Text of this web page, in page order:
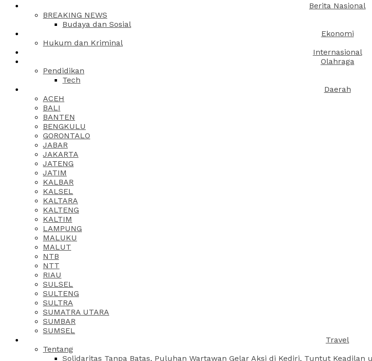
Berita Nasional
BREAKING NEWS
Budaya dan Sosial
Ekonomi
Hukum dan Kriminal
Internasional
Olahraga
Pendidikan
Tech
Daerah
ACEH
BALI
BANTEN
BENGKULU
GORONTALO
JABAR
JAKARTA
JATENG
JATIM
KALBAR
KALSEL
KALTARA
KALTENG
KALTIM
LAMPUNG
MALUKU
MALUT
NTB
NTT
RIAU
SULSEL
SULTENG
SULTRA
SUMATRA UTARA
SUMBAR
SUMSEL
Travel
Tentang
Solidaritas Tanpa Batas, Puluhan Wartawan Gelar Aksi di Kediri, Tuntut Keadilan